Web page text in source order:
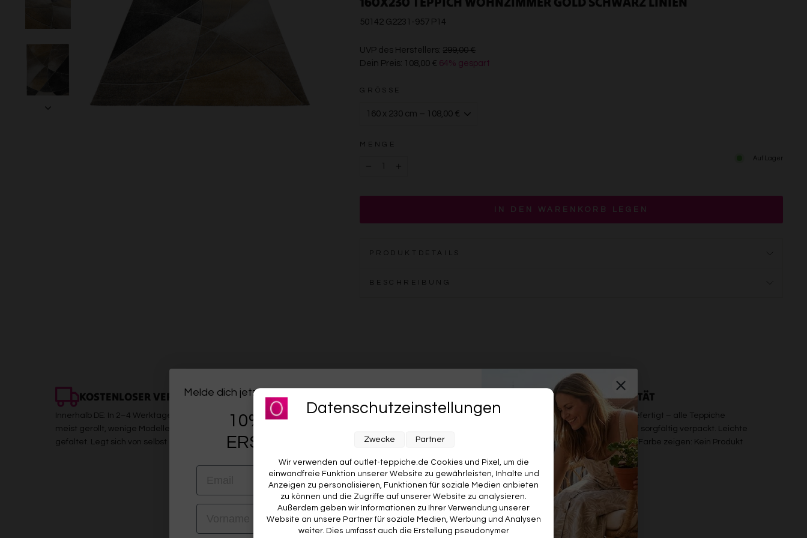
50142 G2231-957 P14
UVP des Herstellers: 299,00 €€299,00
Dein Preis: 108,00 € 64% gespart
GRÖSSE
MENGE
Auf Lager
IN DEN WARENKORB LEGEN
PRODUKTDETAILS
BESCHREIBUNG
KOSTENLOSER VERSAND
Innerhalb DE: In 2–4 Werktagen bei dir. Sicher verpackt,
meist gerollt, wenige Modelle (z. B. Kelims) platzsparend
gefaltet. Legt sich von selbst
Rückgabe? Für dich kostenlos. Du hast 14 Tage Zeit zum
PREMIUM QUALITÄT
Ob maschinell oder handgefertigt – alle Teppiche
werden einzeln geprüft und sorgfältig verpackt. Leichte
Abweichungen in Maß oder Farbe zeigen: Kein Produkt
von der Stange.
Datenschutzeinstellungen
Wir verwenden auf outlet-teppiche.de Cookies und Pixel, um die
einwandfreie Funktion unserer Website zu gewährleisten, Inhalte und
Anzeigen zu personalisieren, Funktionen für soziale Medien anbieten
zu können und die Zugriffe auf unserer Website zu analysieren.
Außerdem geben wir Informationen zu Ihrer Verwendung unserer
Website an unsere Partner für soziale Medien, Werbung und Analysen
weiter. Dies umfasst auch die Erstellung pseudonymer
Zwecke Partner
Melde dich jetzt für unseren Newsletter an und sichere dir
10% RABATT AUF DEINE
ERSTE BESTELLUNG! 😍
EMAIL
VORNAME